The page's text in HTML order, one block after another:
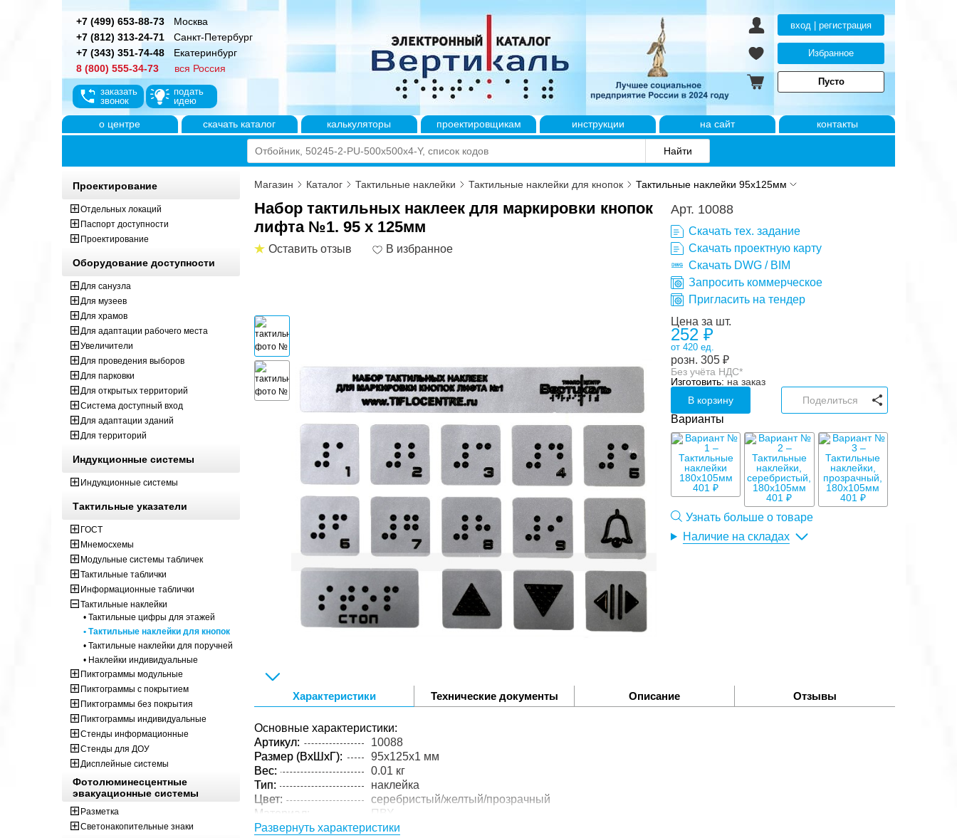
+7 (499) 653-88-73
Москва
+7 (812) 313-24-71
Санкт-Петербург
+7 (343) 351-74-48
Екатеринбург
8 (800) 555-34-73
вся Россия
заказать
звонок
подать
идею
вход | регистрация
Избранное
Пусто
о центре скачать каталог калькуляторы проектировщикам инструкции на сайт контакты
Магазин Каталог Тактильные наклейки Тактильные наклейки для кнопок Тактильные наклейки 95x125мм
Набор тактильных наклеек для маркировки кнопок
лифта №1. 95 x 125мм
Оставить отзыв
Арт. 10088
Скачать тех. задание
Скачать проектную карту
Скачать DWG / BIM
Запросить коммерческое
Пригласить на тендер
Цена за шт.
252 ₽
от 420 ед.
розн. 305 ₽
Без учёта НДС*
Изготовить: на заказ
В корзину
Поделиться
Варианты
401 ₽
401 ₽
401 ₽
Узнать больше о товаре
Наличие на складах
Характеристики Технические документы Описание Отзывы
Основные характеристики:
Артикул:
10088
Размер (ВxШxГ):
95x125x1 мм
Вес:
0.01 кг
Тип:
наклейка
Цвет:
серебристый/желтый/прозрачный
Материал:
ПВХ
Параметры упакованного товара:
Развернуть характеристики
Проектирование
Отдельных локаций
Паспорт доступности
Проектирование
Оборудование доступности
Для санузла
Для музеев
Для храмов
Для адаптации рабочего места
Увеличители
Для проведения выборов
Для парковки
Для открытых территорий
Система доступный вход
Для адаптации зданий
Для территорий
Индукционные системы
Индукционные системы
Тактильные указатели
ГОСТ
Мнемосхемы
Модульные системы табличек
Тактильные таблички
Информационные таблички
Тактильные наклейки
• Тактильные цифры для этажей
• Тактильные наклейки для кнопок
• Тактильные наклейки для поручней
• Наклейки индивидуальные
Пиктограммы модульные
Пиктограммы с покрытием
Пиктограммы без покрытия
Пиктограммы индивидуальные
Стенды информационные
Стенды для ДОУ
Дисплейные системы
Фотолюминесцентные
эвакуационные системы
Разметка
Светонакопительные знаки